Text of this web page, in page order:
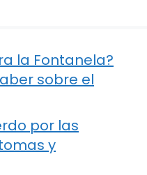
la Fontanela?
sobre el
por las
y